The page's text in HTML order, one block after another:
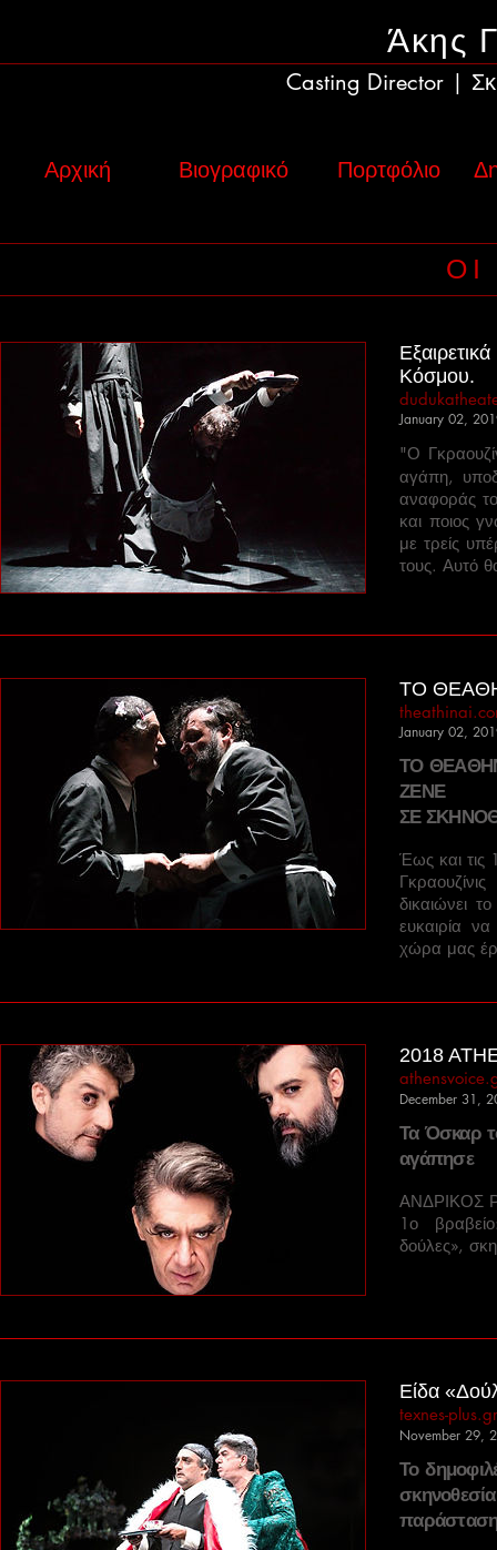
Άκης
Casting Director |
Αρχική Βιογραφικό Πορτφόλιο
Κόσμου.
January 02,
"Ο
αγάπη,
αναφοράς
και ποιος
με τρείς
τους. Αυτό
ΤΟ
January 02,
ΤΟ
ΖΕΝΕ
ΣΕ
Έως και τις
δικαιώνει
ευκαιρία
χώρα μας
2018
December 31,
Τα Όσκαρ
αγάπησε
ΑΝΔΡΙΚΟΣ
1ο
δούλες»,
Είδα
texnes-plus.gr
November 29,
Το